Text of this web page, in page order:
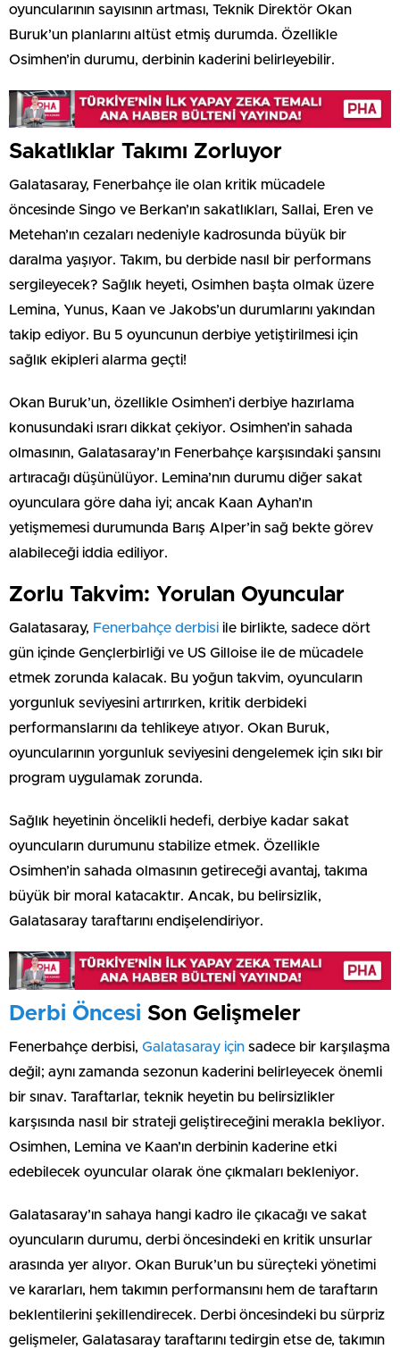
oyuncularının sayısının artması, Teknik Direktör Okan
Buruk’un planlarını altüst etmiş durumda. Özellikle
Osimhen’in durumu, derbinin kaderini belirleyebilir.
Sakatlıklar Takımı Zorluyor
Galatasaray, Fenerbahçe ile olan kritik mücadele
öncesinde Singo ve Berkan’ın sakatlıkları, Sallai, Eren ve
Metehan’ın cezaları nedeniyle kadrosunda büyük bir
daralma yaşıyor. Takım, bu derbide nasıl bir performans
sergileyecek? Sağlık heyeti, Osimhen başta olmak üzere
Lemina, Yunus, Kaan ve Jakobs’un durumlarını yakından
takip ediyor. Bu 5 oyuncunun derbiye yetiştirilmesi için
sağlık ekipleri alarma geçti!
Okan Buruk’un, özellikle Osimhen’i derbiye hazırlama
konusundaki ısrarı dikkat çekiyor. Osimhen’in sahada
olmasının, Galatasaray’ın Fenerbahçe karşısındaki şansını
artıracağı düşünülüyor. Lemina’nın durumu diğer sakat
oyunculara göre daha iyi; ancak Kaan Ayhan’ın
yetişmemesi durumunda Barış Alper’in sağ bekte görev
alabileceği iddia ediliyor.
Zorlu Takvim: Yorulan Oyuncular
Galatasaray, Fenerbahçe derbisi ile birlikte, sadece dört
gün içinde Gençlerbirliği ve US Gilloise ile de mücadele
etmek zorunda kalacak. Bu yoğun takvim, oyuncuların
yorgunluk seviyesini artırırken, kritik derbideki
performanslarını da tehlikeye atıyor. Okan Buruk,
oyuncularının yorgunluk seviyesini dengelemek için sıkı bir
program uygulamak zorunda.
Sağlık heyetinin öncelikli hedefi, derbiye kadar sakat
oyuncuların durumunu stabilize etmek. Özellikle
Osimhen’in sahada olmasının getireceği avantaj, takıma
büyük bir moral katacaktır. Ancak, bu belirsizlik,
Galatasaray taraftarını endişelendiriyor.
Derbi Öncesi Son Gelişmeler
Fenerbahçe derbisi, Galatasaray için sadece bir karşılaşma
değil; aynı zamanda sezonun kaderini belirleyecek önemli
bir sınav. Taraftarlar, teknik heyetin bu belirsizlikler
karşısında nasıl bir strateji geliştireceğini merakla bekliyor.
Osimhen, Lemina ve Kaan’ın derbinin kaderine etki
edebilecek oyuncular olarak öne çıkmaları bekleniyor.
Galatasaray’ın sahaya hangi kadro ile çıkacağı ve sakat
oyuncuların durumu, derbi öncesindeki en kritik unsurlar
arasında yer alıyor. Okan Buruk’un bu süreçteki yönetimi
ve kararları, hem takımın performansını hem de taraftarın
beklentilerini şekillendirecek. Derbi öncesindeki bu sürpriz
gelişmeler, Galatasaray taraftarını tedirgin etse de, takımın